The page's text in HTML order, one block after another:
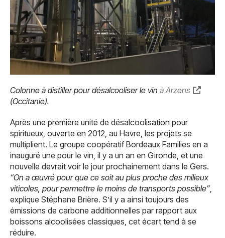
Colonne à distiller pour désalcooliser le vin à Arzens
(Occitanie).
Après une première unité de désalcoolisation pour
spiritueux, ouverte en 2012, au Havre, les projets se
multiplient. Le groupe coopératif Bordeaux Families en a
inauguré une pour le vin, il y a un an en Gironde, et une
nouvelle devrait voir le jour prochainement dans le Gers.
“On a œuvré pour que ce soit au plus proche des milieux
viticoles, pour permettre le moins de transports possible”
explique Stéphane Brière. S’il y a ainsi toujours des
émissions de carbone additionnelles par rapport aux
boissons alcoolisées classiques, cet écart tend à se
réduire.